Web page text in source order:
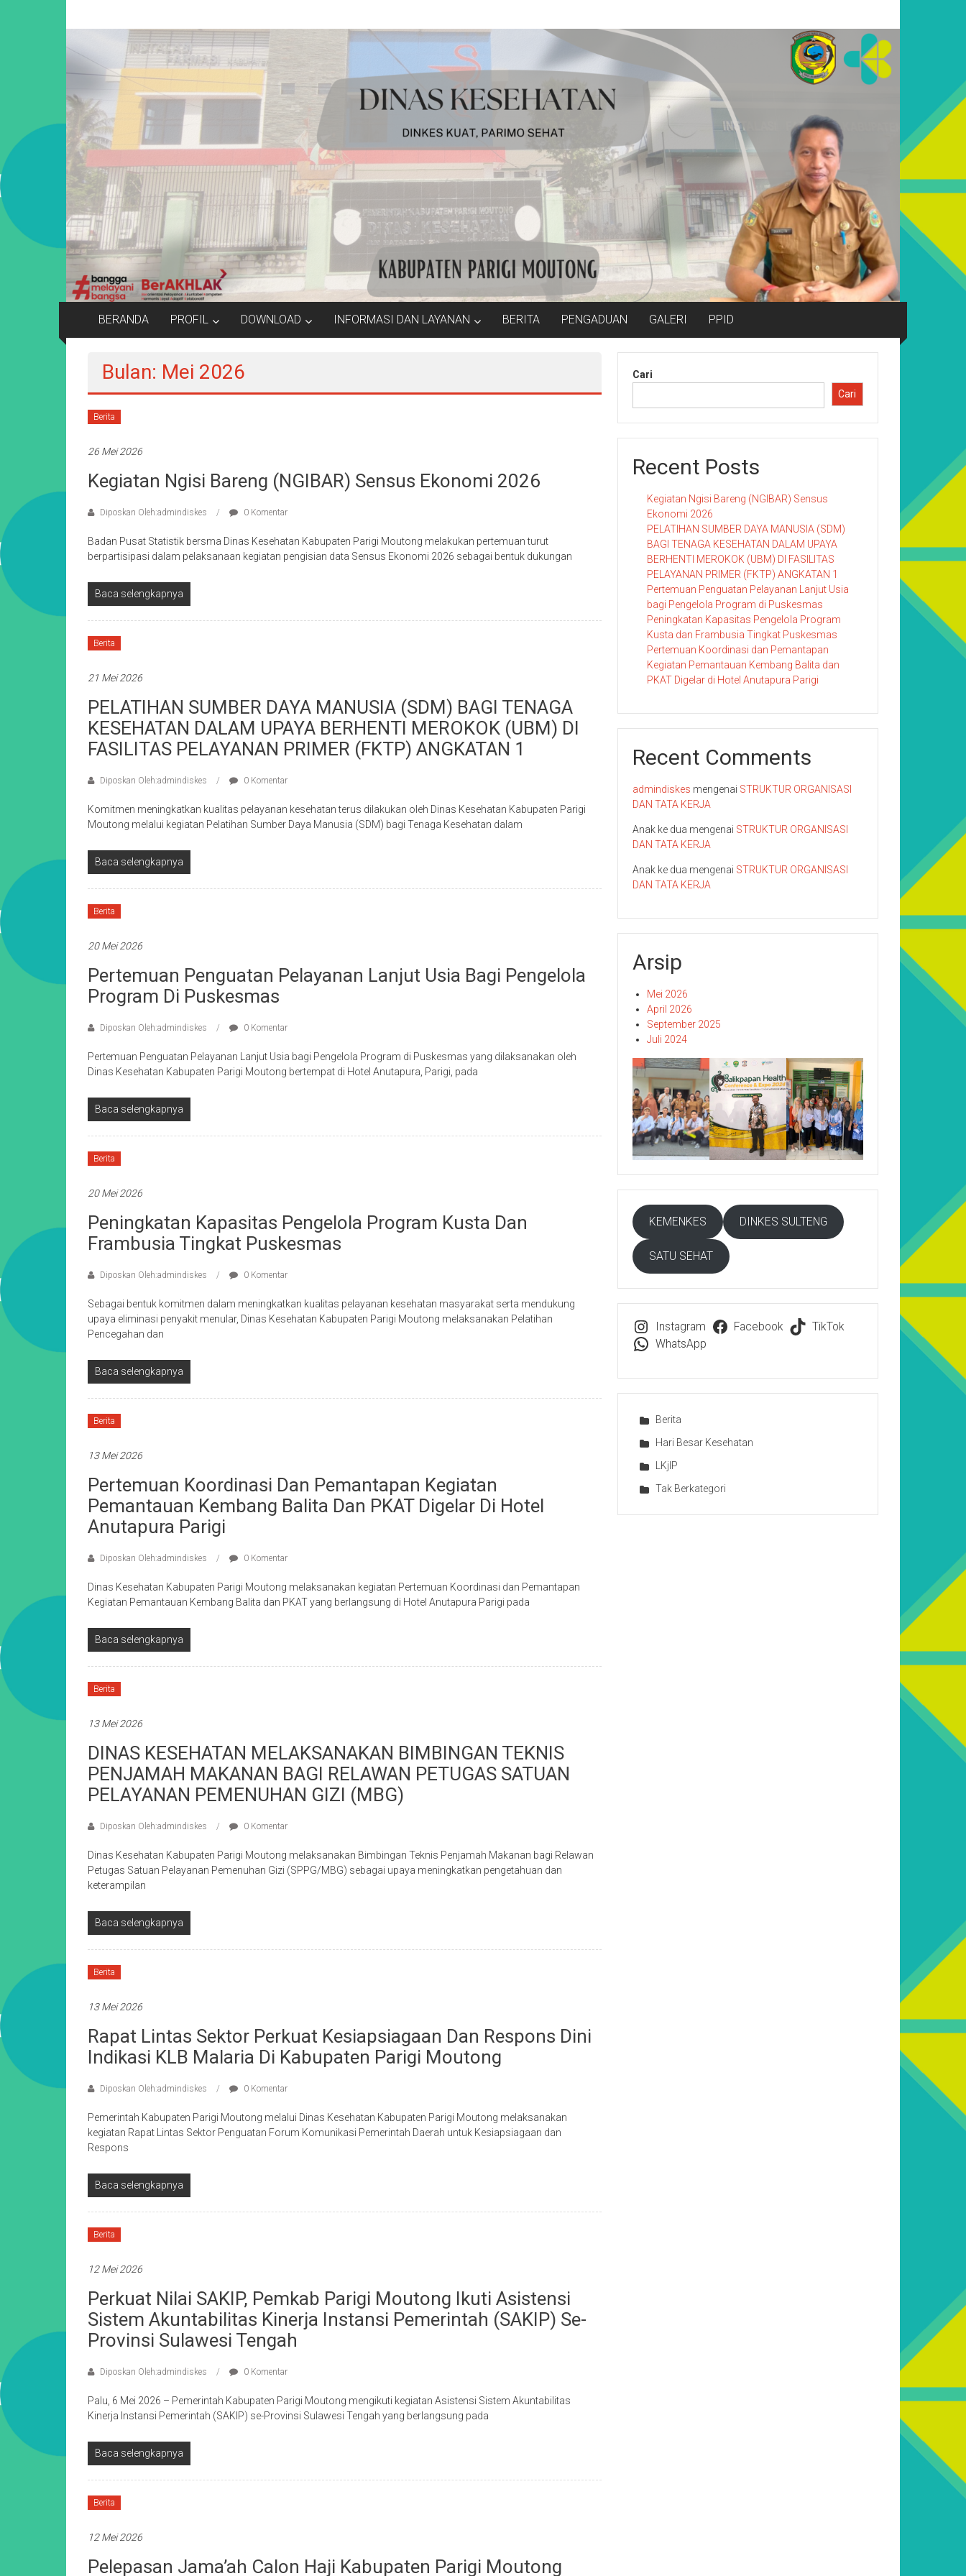
Dinas
Kesehatan
Kabupaten
Parigi
Moutong
Songulara
Mombangu
BERANDA PROFIL DOWNLOAD INFORMASI DAN LAYANAN BERITA PENGADUAN GALERI PPID
Bulan: Mei 2026
Berita
26 Mei 2026
Kegiatan Ngisi Bareng (NGIBAR) Sensus Ekonomi 2026
Diposkan Oleh:admindiskes 0 Komentar
Badan Pusat Statistik bersma Dinas Kesehatan Kabupaten Parigi Moutong melakukan pertemuan turut
berpartisipasi dalam pelaksanaan kegiatan pengisian data Sensus Ekonomi 2026 sebagai bentuk dukungan
Baca selengkapnya
Berita
21 Mei 2026
PELATIHAN SUMBER DAYA MANUSIA (SDM) BAGI TENAGA
KESEHATAN DALAM UPAYA BERHENTI MEROKOK (UBM) DI
FASILITAS PELAYANAN PRIMER (FKTP) ANGKATAN 1
Diposkan Oleh:admindiskes 0 Komentar
Komitmen meningkatkan kualitas pelayanan kesehatan terus dilakukan oleh Dinas Kesehatan Kabupaten Parigi
Moutong melalui kegiatan Pelatihan Sumber Daya Manusia (SDM) bagi Tenaga Kesehatan dalam
Baca selengkapnya
Berita
20 Mei 2026
Pertemuan Penguatan Pelayanan Lanjut Usia Bagi Pengelola
Program Di Puskesmas
Diposkan Oleh:admindiskes 0 Komentar
Pertemuan Penguatan Pelayanan Lanjut Usia bagi Pengelola Program di Puskesmas yang dilaksanakan oleh
Dinas Kesehatan Kabupaten Parigi Moutong bertempat di Hotel Anutapura, Parigi, pada
Baca selengkapnya
Berita
20 Mei 2026
Peningkatan Kapasitas Pengelola Program Kusta Dan
Frambusia Tingkat Puskesmas
Diposkan Oleh:admindiskes 0 Komentar
Sebagai bentuk komitmen dalam meningkatkan kualitas pelayanan kesehatan masyarakat serta mendukung
upaya eliminasi penyakit menular, Dinas Kesehatan Kabupaten Parigi Moutong melaksanakan Pelatihan
Pencegahan dan
Baca selengkapnya
Berita
13 Mei 2026
Pertemuan Koordinasi Dan Pemantapan Kegiatan
Pemantauan Kembang Balita Dan PKAT Digelar Di Hotel
Anutapura Parigi
Diposkan Oleh:admindiskes 0 Komentar
Dinas Kesehatan Kabupaten Parigi Moutong melaksanakan kegiatan Pertemuan Koordinasi dan Pemantapan
Kegiatan Pemantauan Kembang Balita dan PKAT yang berlangsung di Hotel Anutapura Parigi pada
Baca selengkapnya
Berita
13 Mei 2026
DINAS KESEHATAN MELAKSANAKAN BIMBINGAN TEKNIS
PENJAMAH MAKANAN BAGI RELAWAN PETUGAS SATUAN
PELAYANAN PEMENUHAN GIZI (MBG)
Diposkan Oleh:admindiskes 0 Komentar
Dinas Kesehatan Kabupaten Parigi Moutong melaksanakan Bimbingan Teknis Penjamah Makanan bagi Relawan
Petugas Satuan Pelayanan Pemenuhan Gizi (SPPG/MBG) sebagai upaya meningkatkan pengetahuan dan
keterampilan
Baca selengkapnya
Berita
13 Mei 2026
Rapat Lintas Sektor Perkuat Kesiapsiagaan Dan Respons Dini
Indikasi KLB Malaria Di Kabupaten Parigi Moutong
Diposkan Oleh:admindiskes 0 Komentar
Pemerintah Kabupaten Parigi Moutong melalui Dinas Kesehatan Kabupaten Parigi Moutong melaksanakan
kegiatan Rapat Lintas Sektor Penguatan Forum Komunikasi Pemerintah Daerah untuk Kesiapsiagaan dan
Respons
Baca selengkapnya
Berita
12 Mei 2026
Perkuat Nilai SAKIP, Pemkab Parigi Moutong Ikuti Asistensi
Sistem Akuntabilitas Kinerja Instansi Pemerintah (SAKIP) Se-
Provinsi Sulawesi Tengah
Diposkan Oleh:admindiskes 0 Komentar
Palu, 6 Mei 2026 – Pemerintah Kabupaten Parigi Moutong mengikuti kegiatan Asistensi Sistem Akuntabilitas
Kinerja Instansi Pemerintah (SAKIP) se-Provinsi Sulawesi Tengah yang berlangsung pada
Baca selengkapnya
Berita
12 Mei 2026
Pelepasan Jama’ah Calon Haji Kabupaten Parigi Moutong
Cari
Cari
Recent Posts
Kegiatan Ngisi Bareng (NGIBAR) Sensus
Ekonomi 2026
PELATIHAN SUMBER DAYA MANUSIA (SDM)
BAGI TENAGA KESEHATAN DALAM UPAYA
BERHENTI MEROKOK (UBM) DI FASILITAS
PELAYANAN PRIMER (FKTP) ANGKATAN 1
Pertemuan Penguatan Pelayanan Lanjut Usia
bagi Pengelola Program di Puskesmas
Peningkatan Kapasitas Pengelola Program
Kusta dan Frambusia Tingkat Puskesmas
Pertemuan Koordinasi dan Pemantapan
Kegiatan Pemantauan Kembang Balita dan
PKAT Digelar di Hotel Anutapura Parigi
Recent Comments
admindiskes mengenai STRUKTUR ORGANISASI
DAN TATA KERJA
Anak ke dua mengenai STRUKTUR ORGANISASI
DAN TATA KERJA
Anak ke dua mengenai STRUKTUR ORGANISASI
DAN TATA KERJA
Arsip
Mei 2026
April 2026
September 2025
Juli 2024
KEMENKES DINKES SULTENG
SATU SEHAT
Instagram Facebook
TikTok
WhatsApp
Berita
Hari Besar Kesehatan
LKjIP
Tak Berkategori